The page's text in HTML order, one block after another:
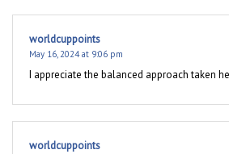
worldcuppoints
May 16, 2024 at 9:06 pm
I appreciate the balanced approach taken
worldcuppoints